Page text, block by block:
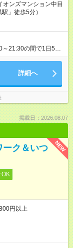
ンズマンション中目
」徒歩5分）
～21:30の間で1日5時
能 ☆未経験・無資格
詳細へ
掲載日：2026.08.07
NEW
ーク＆いつ
OK
円以上